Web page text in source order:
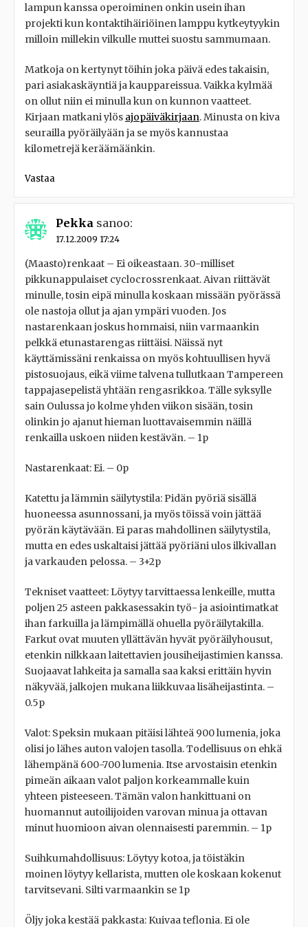
lampun kanssa operoiminen onkin usein ihan
projekti kun kontaktihäiriöinen lamppu kytkeytyykin
milloin millekin vilkulle muttei suostu sammumaan.
Matkoja on kertynyt töihin joka päivä edes takaisin,
pari asiakaskäyntiä ja kauppareissua. Vaikka kylmää
on ollut niin ei minulla kun on kunnon vaatteet.
Kirjaan matkani ylös ajopäiväkirjaan. Minusta on kiva
seurailla pyöräilyään ja se myös kannustaa
kilometrejä keräämäänkin.
Vastaa
Pekka sanoo:
17.12.2009 17:24
(Maasto)renkaat – Ei oikeastaan. 30-milliset
pikkunappulaiset cyclocrossrenkaat. Aivan riittävät
minulle, tosin eipä minulla koskaan missään pyörässä
ole nastoja ollut ja ajan ympäri vuoden. Jos
nastarenkaan joskus hommaisi, niin varmaankin
pelkkä etunastarengas riittäisi. Näissä nyt
käyttämissäni renkaissa on myös kohtuullisen hyvä
pistosuojaus, eikä viime talvena tullutkaan Tampereen
tappajasepelistä yhtään rengasrikkoa. Tälle syksylle
sain Oulussa jo kolme yhden viikon sisään, tosin
olinkin jo ajanut hieman luottavaisemmin näillä
renkailla uskoen niiden kestävän. – 1p
Nastarenkaat: Ei. – 0p
Katettu ja lämmin säilytystila: Pidän pyöriä sisällä
huoneessa asunnossani, ja myös töissä voin jättää
pyörän käytävään. Ei paras mahdollinen säilytystila,
mutta en edes uskaltaisi jättää pyöriäni ulos ilkivallan
ja varkauden pelossa. – 3+2p
Tekniset vaatteet: Löytyy tarvittaessa lenkeille, mutta
poljen 25 asteen pakkasessakin työ- ja asiointimatkat
ihan farkuilla ja lämpimällä ohuella pyöräilytakilla.
Farkut ovat muuten yllättävän hyvät pyöräilyhousut,
etenkin nilkkaan laitettavien jousiheijastimien kanssa.
Suojaavat lahkeita ja samalla saa kaksi erittäin hyvin
näkyvää, jalkojen mukana liikkuvaa lisäheijastinta. –
0.5p
Valot: Speksin mukaan pitäisi lähteä 900 lumenia, joka
olisi jo lähes auton valojen tasolla. Todellisuus on ehkä
lähempänä 600-700 lumenia. Itse arvostaisin etenkin
pimeän aikaan valot paljon korkeammalle kuin
yhteen pisteeseen. Tämän valon hankittuani on
huomannut autoilijoiden varovan minua ja ottavan
minut huomioon aivan olennaisesti paremmin. – 1p
Suihkumahdollisuus: Löytyy kotoa, ja töistäkin
moinen löytyy kellarista, mutten ole koskaan kokenut
tarvitsevani. Silti varmaankin se 1p
Öljy joka kestää pakkasta: Kuivaa teflonia. Ei ole